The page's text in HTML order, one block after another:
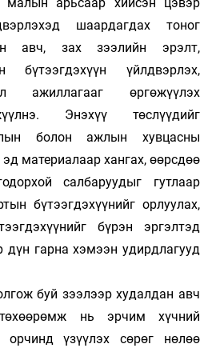
шаардагдах тоног
авч, зах зээлийн эрэлт,
бүтээгдэхүүн үйлдвэрлэх,
ажиллагааг өргөжүүлэх
Энэхүү төслүүдийг
болон ажлын хувцасны
материалаар хангах, өөрсдөө
салбаруудыг гутлаар
бүтээгдэхүүнийг орлуулах,
бүрэн эргэлтэд
дүн гарна хэмээн удирдлагууд
буй зээлээр худалдан авч
нь эрчим хүчний
орчинд үзүүлэх сөрөг нөлөө